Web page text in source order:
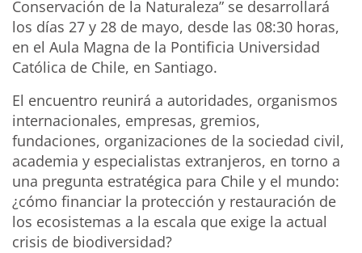
Conservación de la Naturaleza” se desarrollará
los días 27 y 28 de mayo, desde las 08:30 horas,
en el Aula Magna de la Pontificia Universidad
Católica de Chile, en Santiago.
El encuentro reunirá a autoridades, organismos
internacionales, empresas, gremios,
fundaciones, organizaciones de la sociedad civil,
academia y especialistas extranjeros, en torno a
una pregunta estratégica para Chile y el mundo:
¿cómo financiar la protección y restauración de
los ecosistemas a la escala que exige la actual
crisis de biodiversidad?